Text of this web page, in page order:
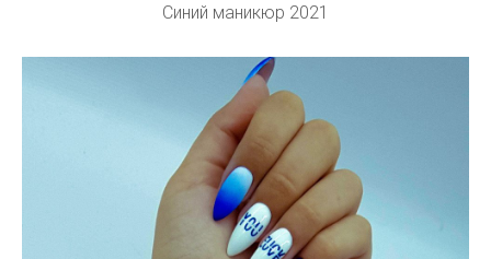
Синий маникюр 2021